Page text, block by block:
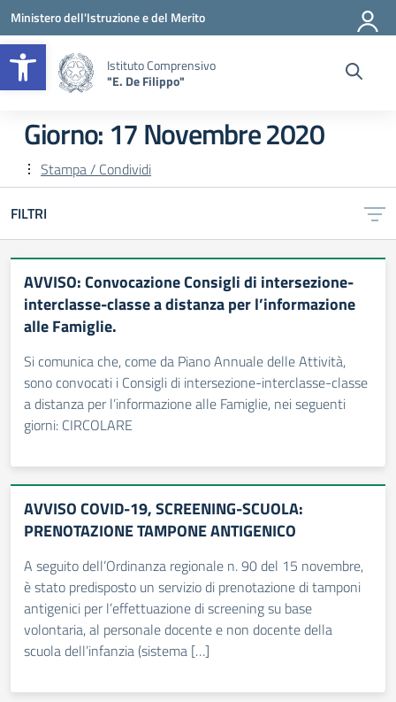
Apri la barra degli strumenti
Vai ai contenuti
Vai al menu di navigazione
Vai al footer
Ministero dell'Istruzione e del Merito
Istituto Comprensivo
"E. De Filippo"
Giorno: 17 Novembre 2020
Stampa / Condividi
FILTRI
AVVISO: Convocazione Consigli di intersezione-
interclasse-classe a distanza per l’informazione
alle Famiglie.
Si comunica che, come da Piano Annuale delle Attività,
sono convocati i Consigli di intersezione-interclasse-classe
a distanza per l’informazione alle Famiglie, nei seguenti
giorni: CIRCOLARE
AVVISO COVID-19, SCREENING-SCUOLA:
PRENOTAZIONE TAMPONE ANTIGENICO
A seguito dell’Ordinanza regionale n. 90 del 15 novembre,
è stato predisposto un servizio di prenotazione di tamponi
antigenici per l’effettuazione di screening su base
volontaria, al personale docente e non docente della
scuola dell’infanzia (sistema […]